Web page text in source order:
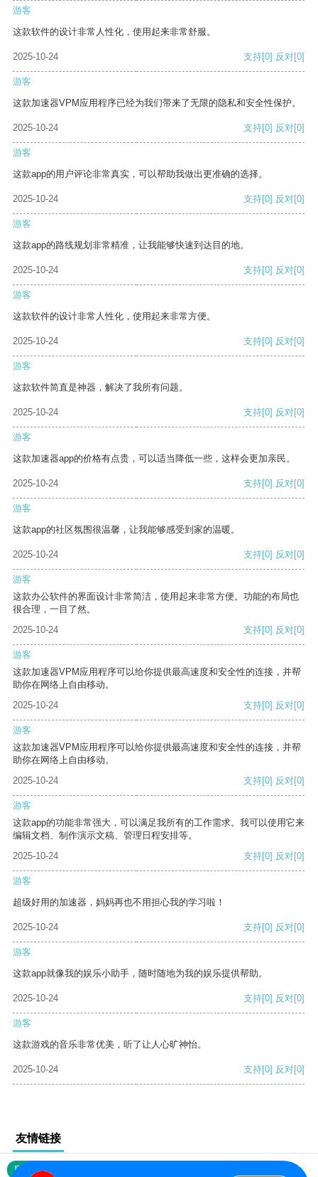
游客
这款软件的设计非常人性化，使用起来非常舒服。
2025-10-24 支持[0] 反对[0]
游客
这款加速器VPM应用程序已经为我们带来了无限的隐私和安全性保护。
2025-10-24 支持[0] 反对[0]
游客
这款app的用户评论非常真实，可以帮助我做出更准确的选择。
2025-10-24 支持[0] 反对[0]
游客
这款app的路线规划非常精准，让我能够快速到达目的地。
2025-10-24 支持[0] 反对[0]
游客
这款软件的设计非常人性化，使用起来非常方便。
2025-10-24 支持[0] 反对[0]
游客
这款软件简直是神器，解决了我所有问题。
2025-10-24 支持[0] 反对[0]
游客
这款加速器app的价格有点贵，可以适当降低一些，这样会更加亲民。
2025-10-24 支持[0] 反对[0]
游客
这款app的社区氛围很温馨，让我能够感受到家的温暖。
2025-10-24 支持[0] 反对[0]
游客
这款办公软件的界面设计非常简洁，使用起来非常方便。功能的布局也
很合理，一目了然。
2025-10-24
支持[0] 反对[0]
游客
这款加速器VPM应用程序可以给你提供最高速度和安全性的连接，并帮
助你在网络上自由移动。
2025-10-24
支持[0] 反对[0]
游客
这款加速器VPM应用程序可以给你提供最高速度和安全性的连接，并帮
助你在网络上自由移动。
2025-10-24
支持[0] 反对[0]
游客
这款app的功能非常强大，可以满足我所有的工作需求。我可以使用它来
编辑文档、制作演示文稿、管理日程安排等。
2025-10-24
支持[0] 反对[0]
游客
超级好用的加速器，妈妈再也不用担心我的学习啦！
2025-10-24 支持[0] 反对[0]
游客
这款app就像我的娱乐小助手，随时随地为我的娱乐提供帮助。
2025-10-24 支持[0] 反对[0]
游客
这款游戏的音乐非常优美，听了让人心旷神怡。
2025-10-24 支持[0] 反对[0]
友情链接
网站地图